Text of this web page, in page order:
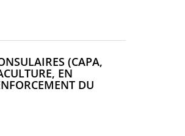
(CAPA,
EN
DU